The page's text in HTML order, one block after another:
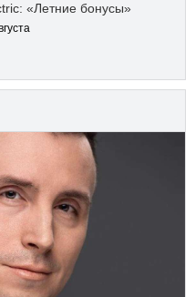
«Летние бонусы»